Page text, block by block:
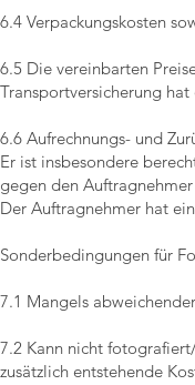
6.4 Verpackungskosten
6.5 Die vereinbarten
Transportversicherung
6.6 Aufrechnungs- und
Er ist insbesondere
gegen den Auftragnehmer
Der Auftragnehmer hat
Sonderbedingungen für
7.1 Mangels
7.2 Kann nicht
zusätzlich entstehende